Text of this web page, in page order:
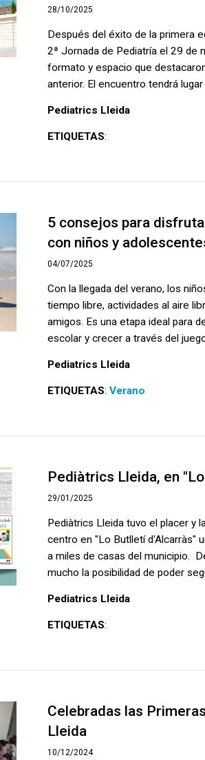
28/10/2025
Después del éxito de la primera
2ª Jornada de Pediatría el 29 de
formato y espacio que
anterior. El encuentro tendrá lugar
Pediatrics Lleida
ETIQUETAS:
5 consejos para
con niños y
04/07/2025
Con la llegada del verano, los
tiempo libre, actividades al aire
amigos. Es una etapa ideal para
escolar y crecer a través del
Pediatrics Lleida
ETIQUETAS:Verano
Pediàtrics Lleida, en
29/01/2025
Pediàtrics Lleida tuvo el placer y
centro en "Lo Butlletí d'Alcarràs"
a miles de casas del municipio.
mucho la posibilidad de poder
Pediatrics Lleida
ETIQUETAS:
Celebradas las
Lleida
10/12/2024